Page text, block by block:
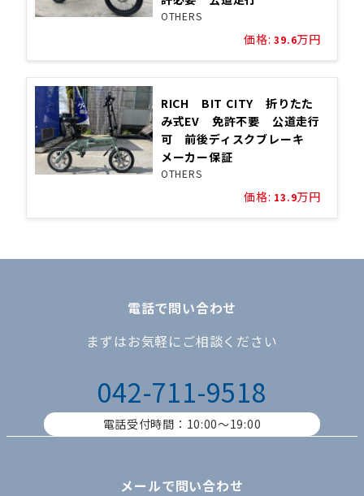
OTHERS
価格: 39.6万円
RICH BIT CITY 折りたた
み式EV 免許不要 公道走行
可 前後ディスクブレーキ
メーカー保証
OTHERS
価格: 13.9万円
電話で問い合わせ
まずはお気軽にご相談ください
042-711-9518
電話受付時間：10:00〜19:00
メールで問い合わせ